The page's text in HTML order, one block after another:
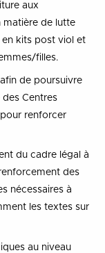
aux
matière de lutte
kits post viol et
filles.
de poursuivre
des Centres
renforcer
du cadre légal à
des
nécessaires à
les textes sur
au niveau